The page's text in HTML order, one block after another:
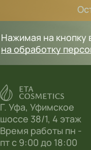
Нажимая на кнопку
на обработку
Г. Уфа, Уфимское
шоссе 38/1, 4 этаж
Время работы пн -
пт с 9:00 до 18:00